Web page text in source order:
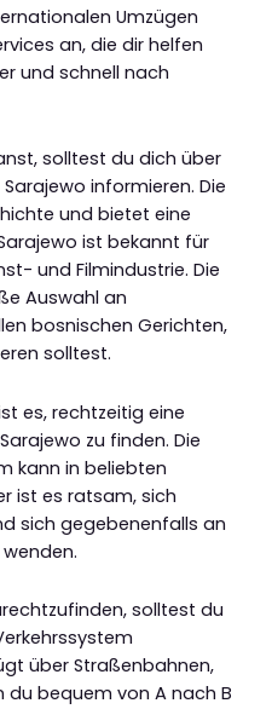
Umzügen
an, die dir helfen
und schnell nach
solltest du dich über
informieren. Die
und bietet eine
ist bekannt für
und Filmindustrie. Die
Auswahl an
bosnischen Gerichten,
solltest.
es, rechtzeitig eine
zu finden. Die
kann in beliebten
ist es ratsam, sich
sich gegebenenfalls an
solltest du
über Straßenbahnen,
du bequem von A nach B